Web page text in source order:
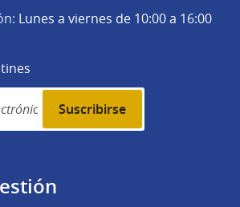
Lunes a viernes de 10:00 a 16:00